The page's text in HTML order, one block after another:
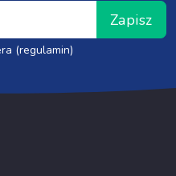
Zapisz
(regulamin)